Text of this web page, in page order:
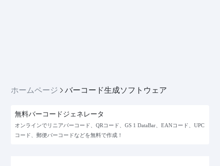
ホームページ バーコード生成ソフトウェア
無料バーコードジェネレータ
オンラインでリニアバーコード、QRコード、GS 1 DataBar、EANコード、UPC
コード、郵便バーコードなどを無料で作成！